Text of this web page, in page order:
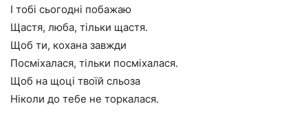
І тобі сьогодні побажаю
Щастя, люба, тільки щастя.
Щоб ти, кохана завжди
Посміхалася, тільки посміхалася.
Щоб на щоці твоїй сльоза
Ніколи до тебе не торкалася.